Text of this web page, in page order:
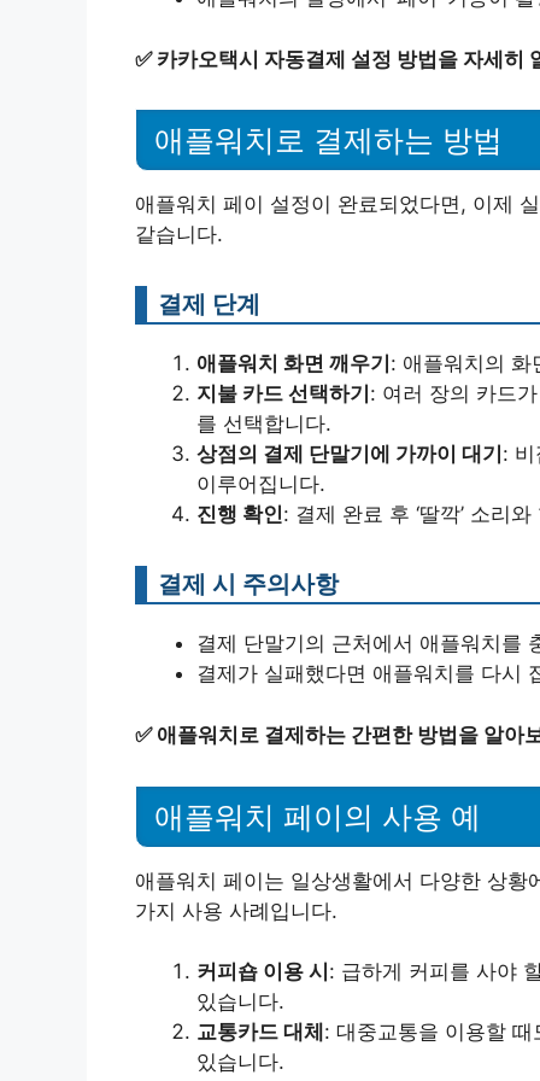
✅ 카카오택시 자동결제 설정 방법을 자세히
애플워치로 결제하는 방법
애플워치 페이 설정이 완료되었다면, 이제
같습니다.
결제 단계
애플워치 화면 깨우기 : 애플워치의 화
지불 카드 선택하기 : 여러 장의 카드
를 선택합니다.
상점의 결제 단말기에 가까이 대기 :
이루어집니다.
진행 확인: 결제 완료 후 ‘딸깍’ 소리
결제 시 주의사항
결제 단말기의 근처에서 애플워치를
결제가 실패했다면 애플워치를 다시
✅ 애플워치로 결제하는 간편한 방법을 알아
애플워치 페이의 사용 예
애플워치 페이는 일상생활에서 다양한 상
가지 사용 사례입니다.
커피숍 이용 시 : 급하게 커피를 사야
있습니다.
교통카드 대체 : 대중교통을 이용할
있습니다.